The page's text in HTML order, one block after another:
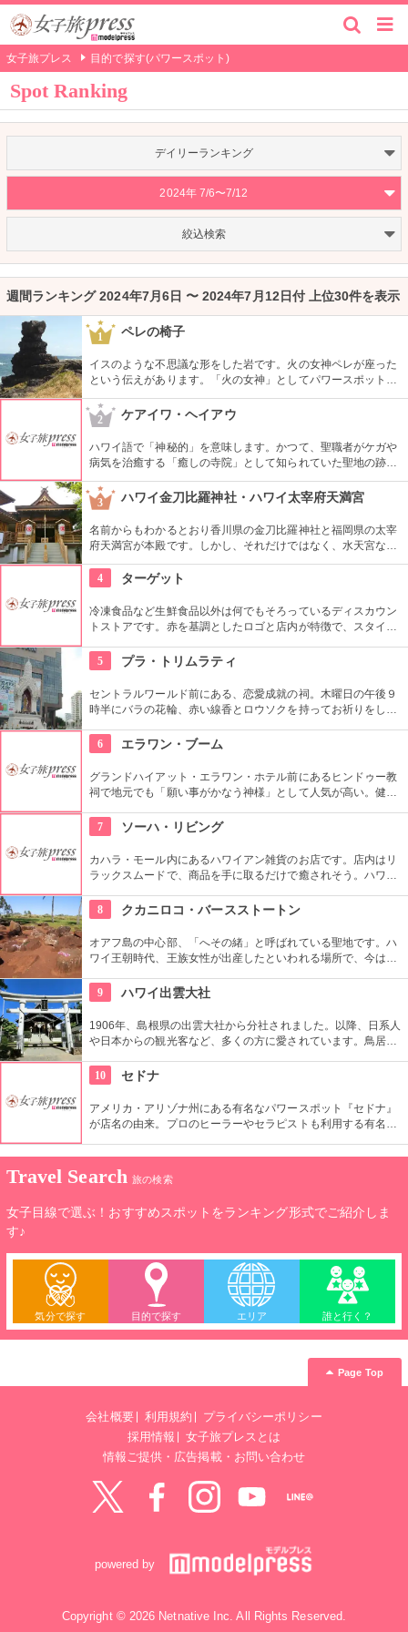
女子旅プレス 目的で探す(パワースポット)
Spot Ranking
デイリーランキング
2024年 7/6〜7/12
絞込検索
週間ランキング 2024年7月6日 〜 2024年7月12日付 上位30件を表示
1 ペレの椅子
イスのような不思議な形をした岩です。火の女神ペレが座った
という伝えがあります。「火の女神」としてパワースポットと
なっていますが、恋愛の願いはご法度とされているのでご注意
を。ワイキキから車でも行きやすい場所にありますので、ドラ
イブの途中で立ち寄ってみては。
2 ケアイワ・ヘイアウ
ハワイ語で「神秘的」を意味します。かつて、聖職者がケガや
病気を治癒する「癒しの寺院」として知られていた聖地の跡地
です。現在はは『ケアイワ・ヘイアウ州立公園』として整備さ
れ、市民の憩いの場所になっています。
3 ハワイ金刀比羅神社・ハワイ太宰府天満宮
名前からもわかるとおり香川県の金刀比羅神社と福岡県の太宰
府天満宮が本殿です。しかし、それだけではなく、水天宮など
7つのお宮さんがあります。お願いごとによって使い分けても
いいですね。もちろん、全部回ってあらゆるお願いをする人
4 ターゲット
冷凍食品など生鮮食品以外は何でもそろっているディスカウン
トストアです。赤を基調としたロゴと店内が特徴で、スタイリ
店内のスターバックスまで赤い内装なのが驚きですね。
5 プラ・トリムラティ
セントラルワールド前にある、恋愛成就の祠。木曜日の午後９
時半にバラの花輪、赤い線香とロウソクを持ってお祈りをしに
に交じって一緒にお参りしよう。
6 エラワン・ブーム
グランドハイアット・エラワン・ホテル前にあるヒンドゥー教
祠で地元でも「願い事がかなう神様」として人気が高い。健康
めにも多くの人がお参りに来ます。願いが叶ったら奉納舞を。
7 ソーハ・リビング
カハラ・モール内にあるハワイアン雑貨のお店です。店内はリ
ラックスムードで、商品を手に取るだけで癒されそう。ハワイ
揃えの良さも評判です。お土産に買って帰れそうな小物も充
実。
8 クカニロコ・バースストートン
オアフ島の中心部、「へその緒」と呼ばれている聖地です。ハ
ワイ王朝時代、王族女性が出産したといわれる場所で、今は子
くさんのエネルギーを浴びて帰ってくださいね。
9 ハワイ出雲大社
1906年、島根県の出雲大社から分社されました。以降、日系人
や日本からの観光客など、多くの方に愛されています。鳥居や
りそう。日本とハワイで2度お祈りされたお守りも好評です。
10 セドナ
アメリカ・アリゾナ州にある有名なパワースポット『セドナ』
が店名の由来。プロのヒーラーやセラピストも利用する有名店
レスレット、オイルなど、日常的に使えるものもたくさんあり
ます。
Travel Search 旅の検索
女子目線で選ぶ！おすすめスポットをランキング形式でご紹介しま
す♪
気分で探す 目的で探す エリア 誰と行く？
Page Top
会社概要 利用規約
プライバシーポリシー
採用情報
女子旅プレスとは
情報ご提供・広告掲載・お問い合わせ
powered by
Copyright © 2026 Netnative Inc. All Rights Reserved.